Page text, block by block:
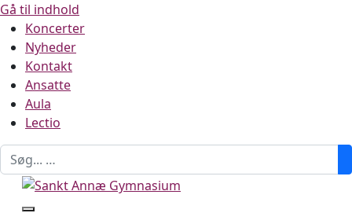
Gå til indhold
Koncerter
Nyheder
Kontakt
Ansatte
Aula
Lectio